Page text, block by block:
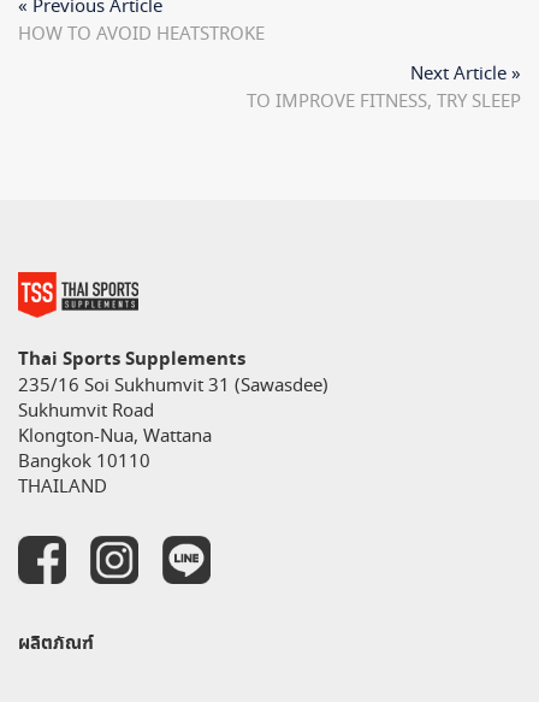
« Previous Article
HOW TO AVOID HEATSTROKE
Next Article »
TO IMPROVE FITNESS, TRY SLEEP
Thai Sports Supplements
235/16 Soi Sukhumvit 31 (Sawasdee)
Sukhumvit Road
Klongton-Nua, Wattana
Bangkok 10110
THAILAND
ผลิตภัณฑ์